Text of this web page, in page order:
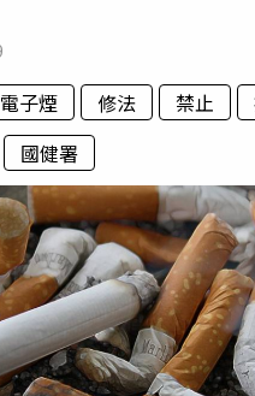
電子煙 修法 禁止
國健署